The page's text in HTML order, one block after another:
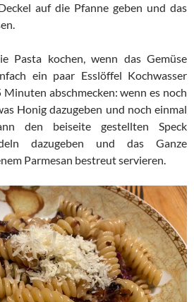
auf die Pfanne geben und das
Pasta kochen, wenn das Gemüse
ein paar Esslöffel Kochwasser
Minuten abschmecken: wenn es noch
Honig dazugeben und noch einmal
den beiseite gestellten Speck
dazugeben und das Ganze
Parmesan bestreut servieren.